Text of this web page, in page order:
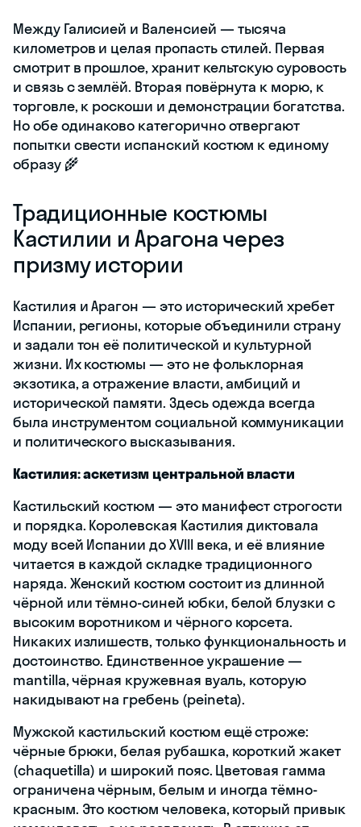
Между Галисией и Валенсией — тысяча
километров и целая пропасть стилей. Первая
смотрит в прошлое, хранит кельтскую суровость
и связь с землёй. Вторая повёрнута к морю, к
торговле, к роскоши и демонстрации богатства.
Но обе одинаково категорично отвергают
попытки свести испанский костюм к единому
образу 🌾
Традиционные костюмы
Кастилии и Арагона через
призму истории
Кастилия и Арагон — это исторический хребет
Испании, регионы, которые объединили страну
и задали тон её политической и культурной
жизни. Их костюмы — это не фольклорная
экзотика, а отражение власти, амбиций и
исторической памяти. Здесь одежда всегда
была инструментом социальной коммуникации
и политического высказывания.
Кастилия: аскетизм центральной власти
Кастильский костюм — это манифест строгости
и порядка. Королевская Кастилия диктовала
моду всей Испании до XVIII века, и её влияние
читается в каждой складке традиционного
наряда. Женский костюм состоит из длинной
чёрной или тёмно-синей юбки, белой блузки с
высоким воротником и чёрного корсета.
Никаких излишеств, только функциональность и
достоинство. Единственное украшение —
mantilla, чёрная кружевная вуаль, которую
накидывают на гребень (peineta).
Мужской кастильский костюм ещё строже:
чёрные брюки, белая рубашка, короткий жакет
(chaquetilla) и широкий пояс. Цветовая гамма
ограничена чёрным, белым и иногда тёмно-
красным. Это костюм человека, который привык